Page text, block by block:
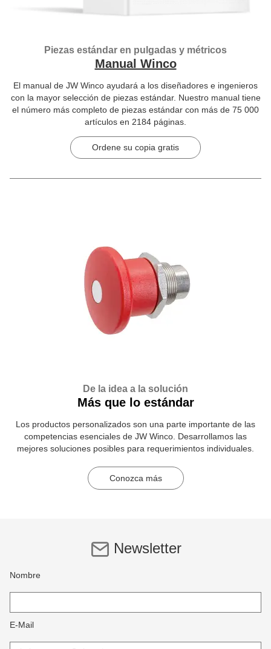
Piezas estándar en pulgadas y métricos
Manual Winco
El manual de JW Winco ayudará a los diseñadores e ingenieros
con la mayor selección de piezas estándar. Nuestro manual tiene
el número más completo de piezas estándar con más de 75 000
artículos en 2184 páginas.
Ordene su copia gratis
De la idea a la solución
Más que lo estándar
Los productos personalizados son una parte importante de las
competencias esenciales de JW Winco. Desarrollamos las
mejores soluciones posibles para requerimientos individuales.
Conozca más
Newsletter
Nombre
E-Mail